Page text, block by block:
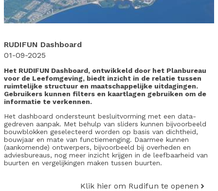
RUDIFUN Dashboard
01-09-2025
Het RUDIFUN Dashboard, ontwikkeld door het Planbureau
voor de Leefomgeving, biedt inzicht in de relatie tussen
ruimtelijke structuur en maatschappelijke uitdagingen.
Gebruikers kunnen filters en kaartlagen gebruiken om de
informatie te verkennen.
Het dashboard ondersteunt besluitvorming met een data-
gedreven aanpak. Met behulp van sliders kunnen bijvoorbeeld
bouwblokken geselecteerd worden op basis van dichtheid,
bouwjaar en mate van functiemenging. Daarmee kunnen
(aankomende) ontwerpers, bijvoorbeeld bij overheden en
adviesbureaus, nog meer inzicht krijgen in de leefbaarheid van
buurten en vergelijkingen maken tussen buurten.
Klik hier om Rudifun te openen